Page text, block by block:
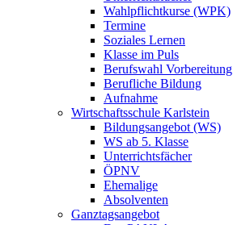
Wahlpflichtkurse (WPK)
Termine
Soziales Lernen
Klasse im Puls
Berufswahl Vorbereitung
Berufliche Bildung
Aufnahme
Wirtschaftsschule Karlstein
Bildungsangebot (WS)
WS ab 5. Klasse
Unterrichtsfächer
ÖPNV
Ehemalige
Absolventen
Ganztagsangebot